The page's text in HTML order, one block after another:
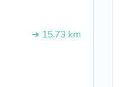
➔ 15.73 km